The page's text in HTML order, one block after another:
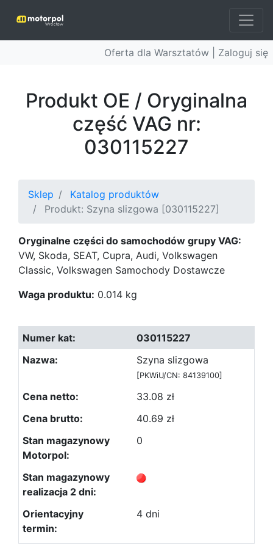
Oferta dla Warsztatów | Zaloguj się
Produkt OE / Oryginalna
część VAG nr:
030115227
Sklep
Katalog produktów
Produkt: Szyna slizgowa [030115227]
Oryginalne części do samochodów grupy VAG:
VW, Skoda, SEAT, Cupra, Audi, Volkswagen
Classic, Volkswagen Samochody Dostawcze
Waga produktu: 0.014 kg
030115227
Szyna slizgowa
[PKWiU/CN: 84139100]
33.08 zł
40.69 zł
0
4 dni